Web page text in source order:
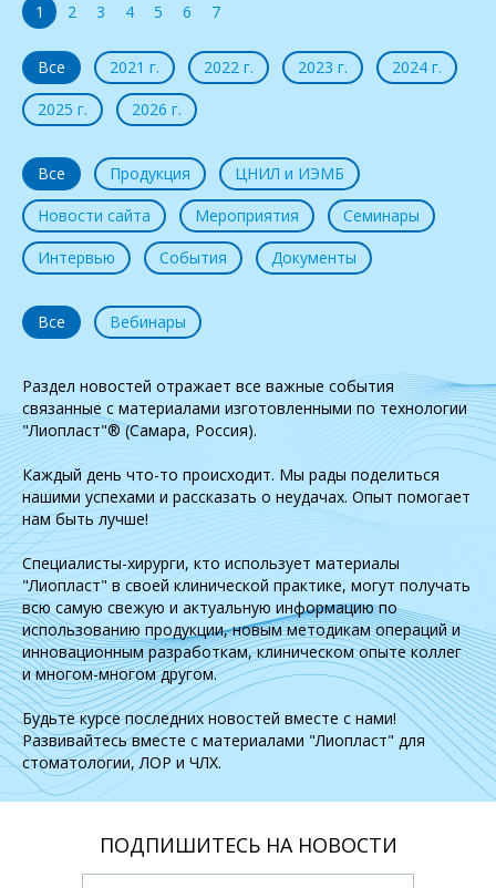
1 2 3 4 5 6 7
Все 2021 г. 2022 г. 2023 г.
2024 г.
2025 г.
2026 г.
Все Продукция
ЦНИЛ и ИЭМБ
Новости сайта
Мероприятия
Семинары
Интервью
События Документы
Все Вебинары
Раздел новостей отражает все важные события
связанные с материалами изготовленными по технологии
"Лиопласт"® (Самара, Россия).
Каждый день что-то происходит. Мы рады поделиться
нашими успехами и рассказать о неудачах. Опыт помогает
нам быть лучше!
Специалисты-хирурги, кто использует материалы
"Лиопласт" в своей клинической практике, могут получать
всю самую свежую и актуальную информацию по
использованию продукции, новым методикам операций и
инновационным разработкам, клиническом опыте коллег
и многом-многом другом.
Будьте курсе последних новостей вместе с нами!
Развивайтесь вместе с материалами "Лиопласт" для
стоматологии, ЛОР и ЧЛХ.
ПОДПИШИТЕСЬ НА НОВОСТИ